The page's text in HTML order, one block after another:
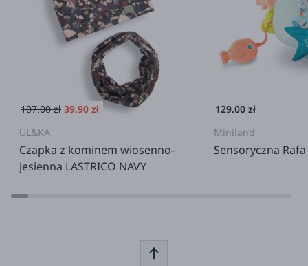
107.00 zł 39.90 zł
UL&KA
Czapka z kominem wiosenno-
jesienna LASTRICO NAVY
129.00 zł
Miniland
Sensoryczna